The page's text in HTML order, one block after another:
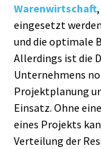
Warenwirtschaft
eingesetzt
und die optimale
Allerdings ist die
Unternehmens
Projektplanung
Einsatz. Ohne
eines Projekts
Verteilung der